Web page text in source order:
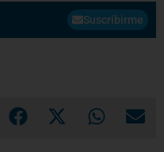
Suscribirme